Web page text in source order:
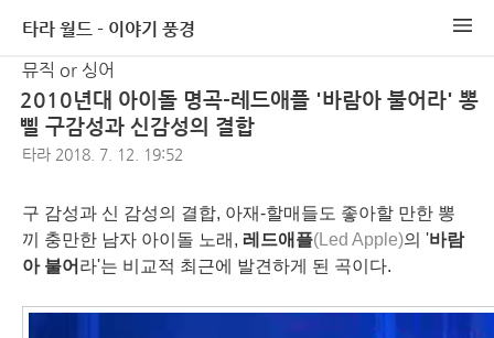
타라 월드 - 이야기 풍경
뮤직 or 싱어
2010년대 아이돌 명곡-레드애플 '바람아 불어라' 뽕
삘 구감성과 신감성의 결합
타라 2018. 7. 12. 19:52
구 감성과 신 감성의 결합, 아재-할매들도 좋아할 만한 뽕
끼 충만한 남자 아이돌 노래, 레드애플(Led Apple)의 '바람
아 불어 라'는 비교적 최근에 발견하게 된 곡이다.